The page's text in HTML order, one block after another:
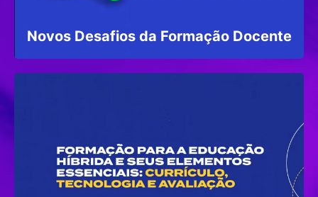
Novos Desafios da Formação Docente